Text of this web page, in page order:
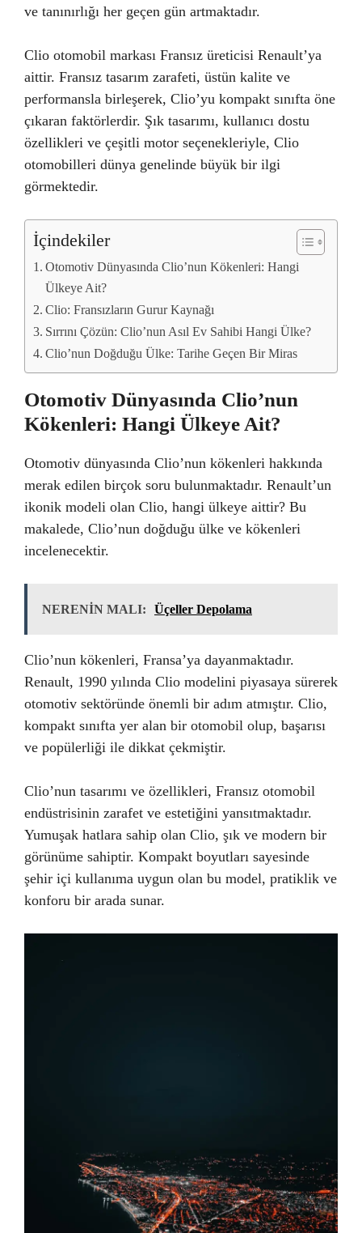
ve tanınırlığı her geçen gün artmaktadır.
Clio otomobil markası Fransız üreticisi Renault’ya
aittir. Fransız tasarım zarafeti, üstün kalite ve
performansla birleşerek, Clio’yu kompakt sınıfta öne
çıkaran faktörlerdir. Şık tasarımı, kullanıcı dostu
özellikleri ve çeşitli motor seçenekleriyle, Clio
otomobilleri dünya genelinde büyük bir ilgi
görmektedir.
İçindekiler
Otomotiv Dünyasında Clio’nun Kökenleri: Hangi
Ülkeye Ait?
Clio: Fransızların Gurur Kaynağı
Sırrını Çözün: Clio’nun Asıl Ev Sahibi Hangi Ülke?
Clio’nun Doğduğu Ülke: Tarihe Geçen Bir Miras
Otomotiv Dünyasında Clio’nun
Kökenleri: Hangi Ülkeye Ait?
Otomotiv dünyasında Clio’nun kökenleri hakkında
merak edilen birçok soru bulunmaktadır. Renault’un
ikonik modeli olan Clio, hangi ülkeye aittir? Bu
makalede, Clio’nun doğduğu ülke ve kökenleri
incelenecektir.
NERENİN MALI: Üçeller Depolama
Clio’nun kökenleri, Fransa’ya dayanmaktadır.
Renault, 1990 yılında Clio modelini piyasaya sürerek
otomotiv sektöründe önemli bir adım atmıştır. Clio,
kompakt sınıfta yer alan bir otomobil olup, başarısı
ve popülerliği ile dikkat çekmiştir.
Clio’nun tasarımı ve özellikleri, Fransız otomobil
endüstrisinin zarafet ve estetiğini yansıtmaktadır.
Yumuşak hatlara sahip olan Clio, şık ve modern bir
görünüme sahiptir. Kompakt boyutları sayesinde
şehir içi kullanıma uygun olan bu model, pratiklik ve
konforu bir arada sunar.